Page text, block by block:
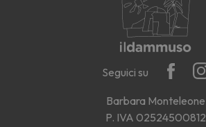
Seguici su
Barbara Monteleone
P. IVA 02524500812